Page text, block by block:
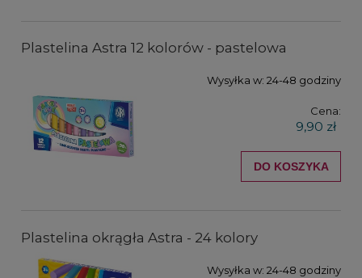
Plastelina Astra 12 kolorów - pastelowa
Wysyłka w: 24-48 godziny
Cena:
9,90 zł
DO KOSZYKA
Plastelina okrągła Astra - 24 kolory
Wysyłka w: 24-48 godziny